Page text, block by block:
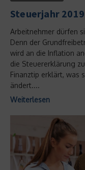
Steuerjahr
Arbeitnehmer dürfen
Denn der
wird an die Inflation
die Steuererklärung
Finanztip erklärt, was
ändert....
Weiterlesen